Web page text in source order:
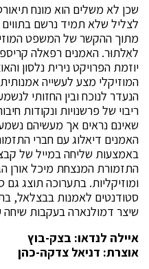
שכן לא משלים הוא מונח
לצליל שלא תמיד נרשם
מתוך ההקשר של המשפט
לאִלתוּר. האמנים רפאלה
יוזמת הפרויקט נירית נלסון
המוזיקלי מצע לעשייה
הנעדר לנוכח ובין החזותי
ריבוי של פרשנויות ונקודות
שאינם נראים אך מעשיהם
האמנים דיאלוג עם חברי
באמצעות שליחה במייל של
התזמורת המנצחת מיכל אורן
ומוזיקליות. בתערוכה תוצג
סטודנטים לאמנות בבצלאל,
שיצר דמולנארה בעקבות שיחה
איילה לנדאו: בצק-בוץ
אוצרת: דניאל צדקה-כהן